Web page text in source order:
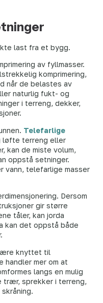
last fra et bygg.
av fyllmasser.
komprimering,
når de belastes av
naturlig fukt- og
i terreng, dekker,
Telefarlige
løfte terreng eller
kan de miste volum,
oppstå setninger.
telefarlige masser
Dersom
gir større
tåler, kan jorda
kan det oppstå både
knyttet til
mer om at
langs en mulig
trær, sprekker i terreng,